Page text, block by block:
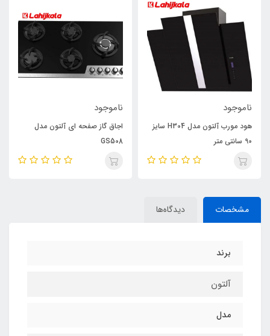
ناموجود
هود مورب آلتون مدل H304 سایز
90 سانتی متر
ناموجود
اجاق گاز صفحه ای آلتون مدل
GS508
مشخصات دیدگاه‌ها
برند
آلتون
مدل